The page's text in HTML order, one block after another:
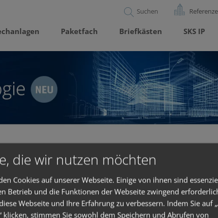
Paketfach Briefkästen SKS IP
PoE
10-Port PoE 300114 ermöglicht die IP-
weiterer PoE(+)-fähiger Geräte.
die wir nutzen möchten
Cookies auf unserer Webseite. Einige von ihnen sind
Betrieb und die Funktionen der Webseite zwingend
Webseite und Ihre Erfahrung zu verbessern. Indem Sie auf
klicken, stimmen Sie sowohl dem Speichern und Abrufen von